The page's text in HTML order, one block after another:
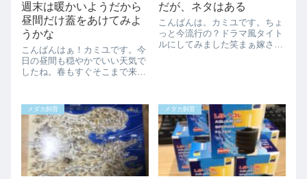
週末は暖かいようだから
昼間だけ蓋をあけてみよ
うかな
こんばんはぁ！カミユです。今
日の昼間も穏やかでいい天気で
したね。春もすぐそこまで来て
タであまりメダカを構ってられ
てません。早くメダカをゆった
りめでたいです。さて今日はす
みれの針子の写真...
だが、ネタはある
こんばんは。カミユです。ちょ
っと今流行の？ドラマ風タイト
ルにしてみました笑まぁ嫁さん
所、一斉にメダカ達が...
メダカ飼育 メダカ飼育